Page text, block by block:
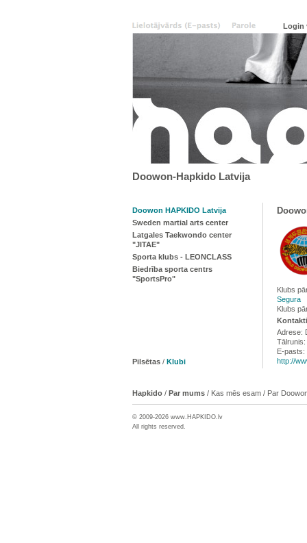
Doowon-Hapkido Latvija
Doowon HAPKIDO Latvija
Sweden martial arts center
Latgales Taekwondo center
"JITAE"
Sporta klubs - LEONCLASS
Biedrība sporta centrs
"SportsPro"
Klubs
Segura
Klubs
Adrese:
Tālrunis:
E-pasts:
http://
Pilsētas / Klubi
Hapkido / Par mums / Kas mēs esam / Par
© 2009-2026 www. HAPKIDO.lv
All rights reserved.